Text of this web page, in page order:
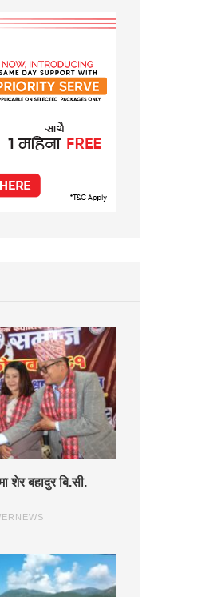
शेर बहादुर बि.सी.